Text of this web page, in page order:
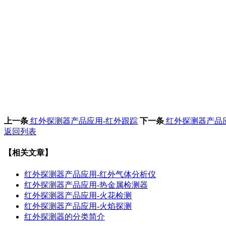
上一条 红外探测器产品应用-红外跟踪 下一条 红外探测器产品
返回列表
【相关文章】
红外探测器产品应用-红外气体分析仪
红外探测器产品应用-热金属检测器
红外探测器产品应用-火花检测
红外探测器产品应用-火焰探测
红外探测器的分类简介